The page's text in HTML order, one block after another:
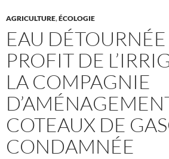
AGRICULTURE,ÉCOLOGIE
EAU DÉTOURNÉE
PROFIT DE
LA COMPAGNIE
COTEAUX DE
CONDAMNÉE